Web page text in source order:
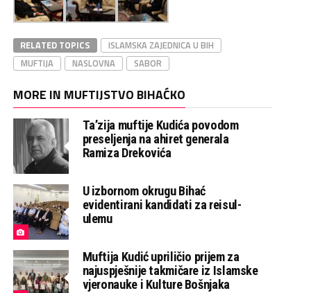
RELATED TOPICS
ISLAMSKA ZAJEDNICA U BIH
MUFTIJA
NASLOVNA SABOR
MORE IN MUFTIJSTVO BIHAĆKO
Ta’zija muftije Kudića povodom
preseljenja na ahiret generala
Ramiza Drekovića
U izbornom okrugu Bihać
evidentirani kandidati za reisul-
ulemu
Muftija Kudić upriličio prijem za
najuspješnije takmičare iz Islamske
vjeronauke i Kulture Bošnjaka